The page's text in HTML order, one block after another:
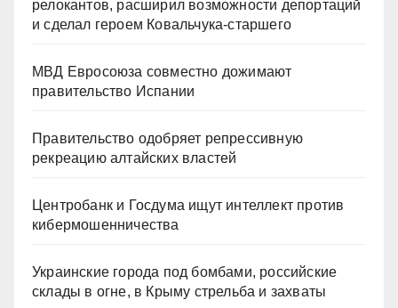
релокантов, расширил возможности депортаций
и сделал героем Ковальчука-старшего
МВД Евросоюза совместно дожимают
правительство Испании
Правительство одобряет репрессивную
рекреацию алтайских властей
Центробанк и Госдума ищут интеллект против
кибермошенничества
Украинские города под бомбами, российские
склады в огне, в Крыму стрельба и захваты